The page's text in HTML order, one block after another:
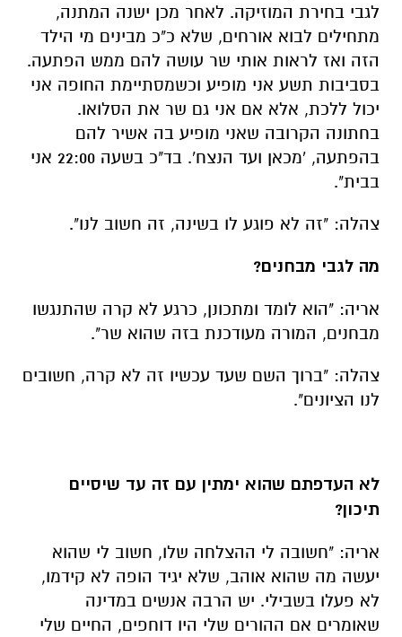
לגבי בחירת המוזיקה. לאחר מכן ישנה המתנה,
מתחילים לבוא אורחים, שלא כ"כ מבינים מי הילד
הזה ואז לראות אותי שר עושה להם ממש הפתעה.
בסביבות תשע אני מופיע וכשמסתיימת החופה אני
יכול ללכת, אלא אם אני גם שר את הסלואו.
בחתונה הקרובה שאני מופיע בה אשיר להם
בהפתעה, 'מכאן ועד הנצח'. בד"כ בשעה 22:00 אני
בבית".
צהלה: "זה לא פוגע לו בשינה, זה חשוב לנו".
מה לגבי מבחנים?
אריה: "הוא לומד ומתכונן, כרגע לא קרה שהתנגשו
מבחנים, המורה מעודכנת בזה שהוא שר".
צהלה: "ברוך השם שעד עכשיו זה לא קרה, חשובים
לנו הציונים".
לא העדפתם שהוא ימתין עם זה עד שיסיים
תיכון?
אריה: "חשובה לי ההצלחה שלו, חשוב לי שהוא
יעשה מה שהוא אוהב, שלא יגיד הופה לא קידמו,
לא פעלו בשבילי. יש הרבה אנשים במדינה
שאומרים אם ההורים שלי היו דוחפים, החיים שלי